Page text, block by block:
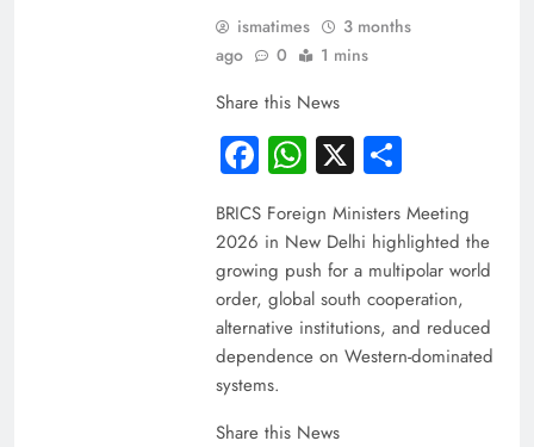
ismatimes
3 months
ago
0 1 mins
Share this News
Facebook
WhatsApp
X Share
BRICS Foreign Ministers Meeting
2026 in New Delhi highlighted the
growing push for a multipolar world
order, global south cooperation,
alternative institutions, and reduced
dependence on Western-dominated
systems.
Share this News